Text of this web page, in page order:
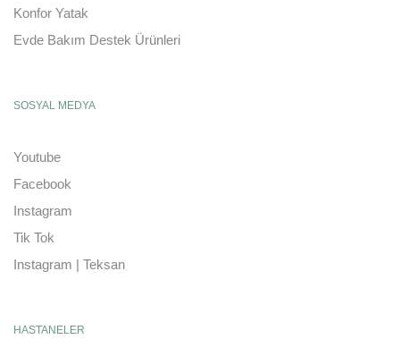
Konfor Yatak
Evde Bakım Destek Ürünleri
SOSYAL MEDYA
Youtube
Facebook
Instagram
Tik Tok
Instagram | Teksan
HASTANELER